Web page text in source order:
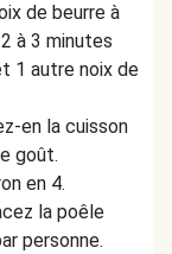
de beurre à
à 3 minutes
1 autre noix de
en la cuisson
goût.
en 4.
la poêle
personne.